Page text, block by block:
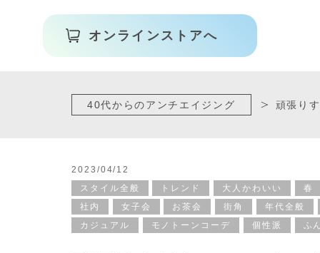
オンラインストアへ
40代からのアンチエイジング 頑張り
2023/04/12
スタイル全般
トレンド 大人かわいい
春
社内
女子会 お茶会 街角
年代全般
カジュアル
モノトーンコーデ 個性派 ふ